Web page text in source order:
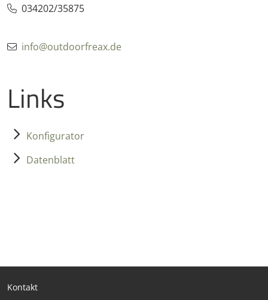
034202/35875
info@outdoorfreax.de
Links
Konfigurator
Datenblatt
Kontakt